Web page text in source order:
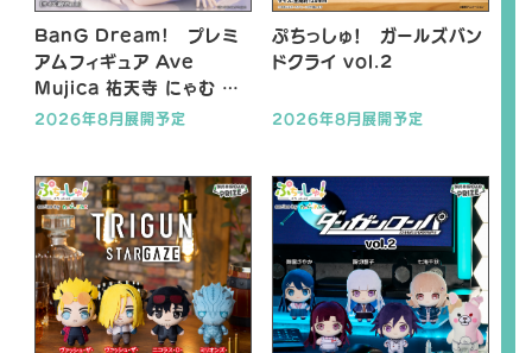
T
k
Y
u
e
BanG Dream! プレミ
アムフィギュア Ave
Mujica 祐天寺 にゃむ 私
服 ver.
2026年8月展開予定
ぷちっしゅ！ ガールズバン
ドクライ vol.2
2026年8月展開予定